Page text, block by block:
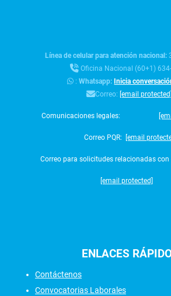
Línea de celular para atención nacional:
Oficina Nacional (60+1)
:Whatsapp: Inicia
Correo: [email protected]
Comunicaciones legales:
Correo PQR: [email
Correo para solicitudes relacionadas
[email protected]
ENLACES
Contáctenos
Convocatorias Laborales